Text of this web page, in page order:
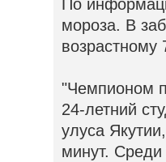
По
мороза. В
возрастному
"Чемпионом
24-летний
улуса
минут.